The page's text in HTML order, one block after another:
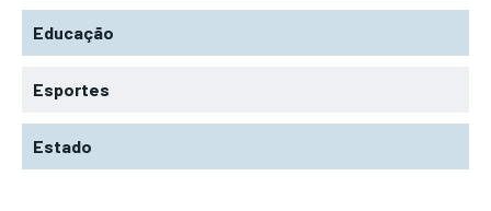
Educação
Esportes
Estado